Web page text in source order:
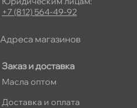
Заказ и доставка
Масла оптом
Доставка и оплата
+7 (812) 564-49-92
Адреса магазино